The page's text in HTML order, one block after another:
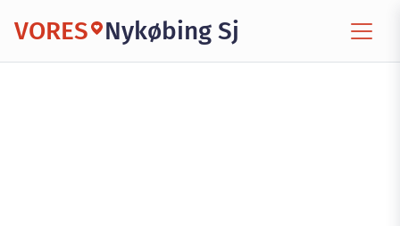
VORES Nykøbing Sj